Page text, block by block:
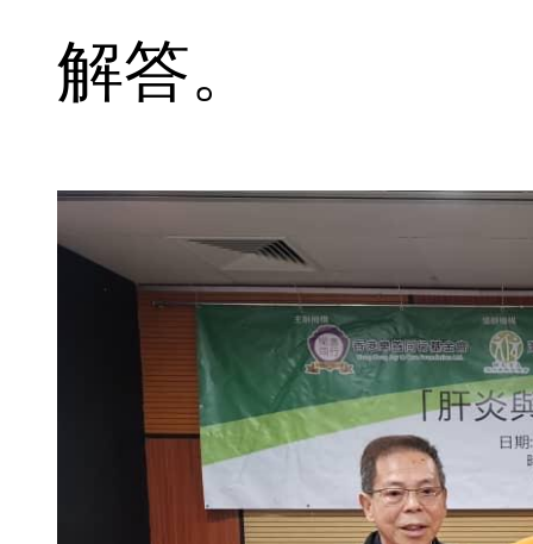
解答。